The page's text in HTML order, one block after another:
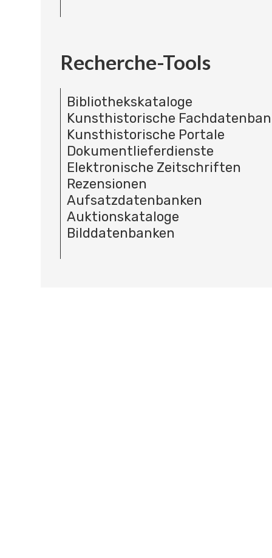
Recherche-Tools
Bibliothekskataloge
Kunsthistorische
Kunsthistorische Portale
Dokumentlieferdienste
Elektronische Zeitschriften
Rezensionen
Aufsatzdatenbanken
Auktionskataloge
Bilddatenbanken